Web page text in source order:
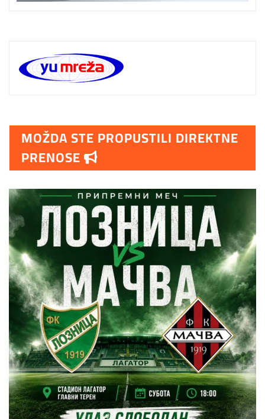
MOŽDA STE PROPUSTILI DIREKTNE
PRENOSE